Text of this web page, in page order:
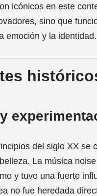
icónicos en este
sino que
emoción y la identidad.
del siglo XX se
La música
y tuvo una fuerte
no fue heredada